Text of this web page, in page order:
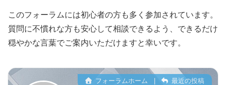
このフォーラムには初心者の方も多く参加されています。
質問に不慣れな方も安心して相談できるよう、できるだけ
穏やかな言葉でご案内いただけますと幸いです。
フォーラムホーム | 最近の投稿